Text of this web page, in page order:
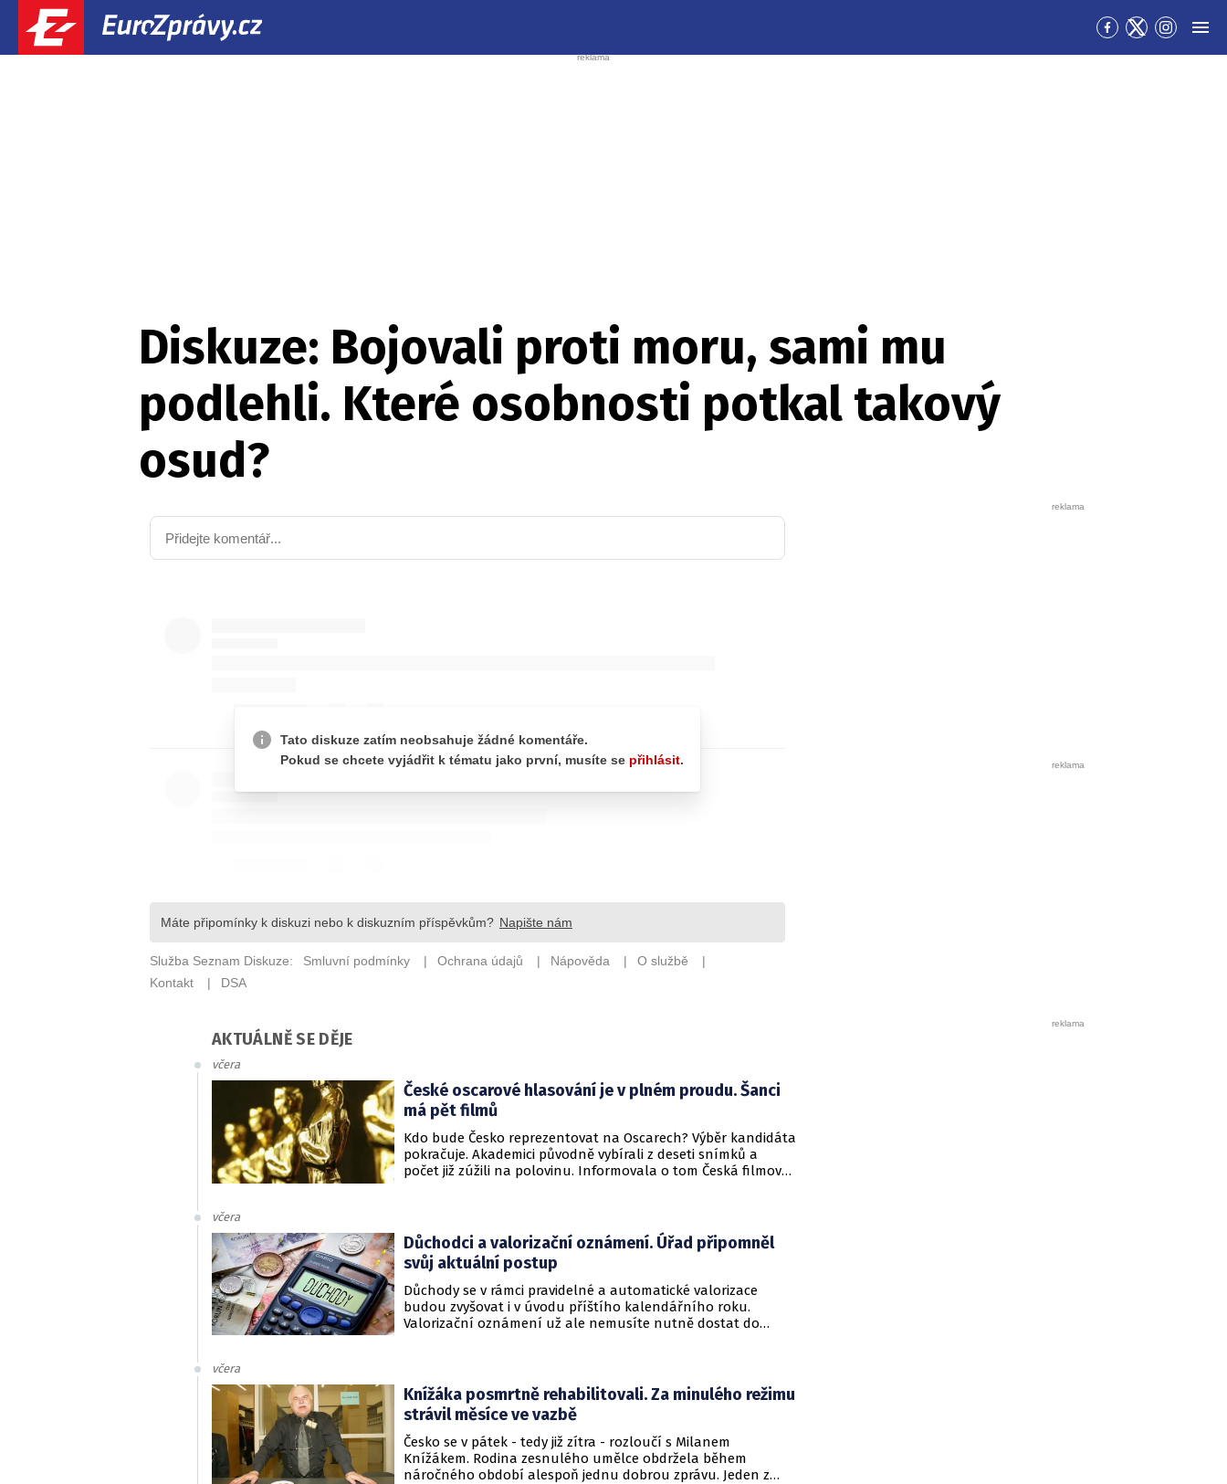
Přejít
na
Přejít
na
Přejít
na
Diskuze: Bojovali proti moru, sami mu
podlehli. Které osobnosti potkal takový
osud?
AKTUÁLNĚ SE DĚJE
včera
České oscarové hlasování je v plném proudu. Šanci
má pět filmů
Kdo bude Česko reprezentovat na Oscarech? Výběr kandidáta
pokračuje. Akademici původně vybírali z deseti snímků a
počet již zúžili na polovinu. Informovala o tom Česká filmová
včera
Důchodci a valorizační oznámení. Úřad připomněl
svůj aktuální postup
Důchody se v rámci pravidelné a automatické valorizace
budou zvyšovat i v úvodu příštího kalendářního roku.
Valorizační oznámení už ale nemusíte nutně dostat do
včera
Knížáka posmrtně rehabilitovali. Za minulého režimu
strávil měsíce ve vazbě
Česko se v pátek - tedy již zítra - rozloučí s Milanem
Knížákem. Rodina zesnulého umělce obdržela během
náročného období alespoň jednu dobrou zprávu. Jeden z